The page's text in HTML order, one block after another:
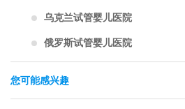
乌克兰试管婴儿医院
俄罗斯试管婴儿医院
您可能感兴趣